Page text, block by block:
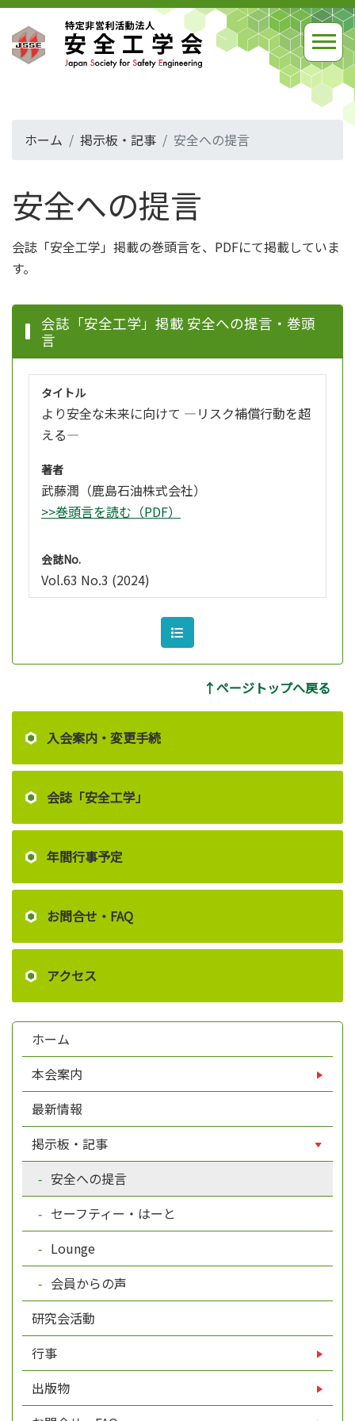
ホーム 掲示板・記事 安全への提言
入会案内・変更手続
会誌「安全工学」
年間行事予定
お問合せ・FAQ
アクセス
ホーム
本会案内
最新情報
掲示板・記事
安全への提言
セーフティー・はーと
Lounge
会員からの声
研究会活動
行事
出版物
安全への提言
会誌「安全工学」掲載の巻頭言を、PDFにて掲載していま
す。
会誌「安全工学」掲載 安全への提言・巻頭
言
タイトル
より安全な未来に向けて ―リスク補償行動を超
える―
著者
武藤潤（鹿島石油株式会社）
>>巻頭言を読む（PDF）
会誌No.
Vol.63 No.3 (2024)
↑ページトップへ戻る